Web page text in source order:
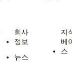
회사
정보
뉴스
지
베
스